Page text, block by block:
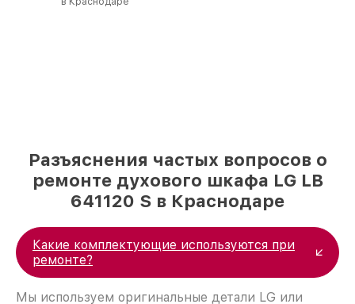
Разъяснения частых вопросов о
ремонте духового шкафа LG LB
641120 S в Краснодаре
Какие комплектующие используются при
ремонте?
Мы используем оригинальные детали LG или